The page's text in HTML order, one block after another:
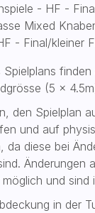
- HF -
Mixed
- Final/kleiner
(5 x
den Spielplan
und auf
da diese bei
Änderungen
und sind
in der